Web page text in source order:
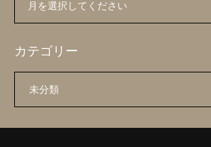
月を選択してください
カテゴリー
未分類